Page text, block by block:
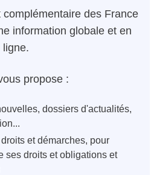
complémentaire des France
information globale et en
ligne.
propose :
dossiers d'actualités,
droits et démarches, pour
ses droits et obligations et